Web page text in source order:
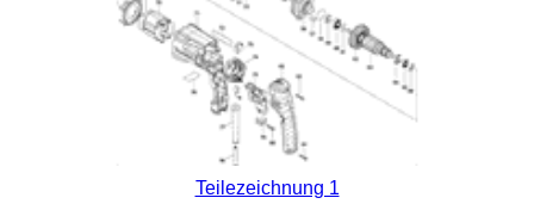
Teilezeichnung 1